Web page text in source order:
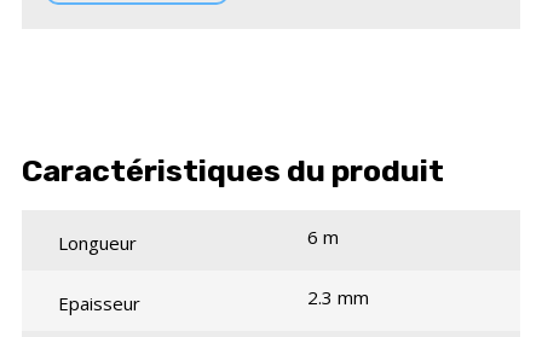
Caractéristiques du produit
Longueur 6 m
Epaisseur 2.3 mm